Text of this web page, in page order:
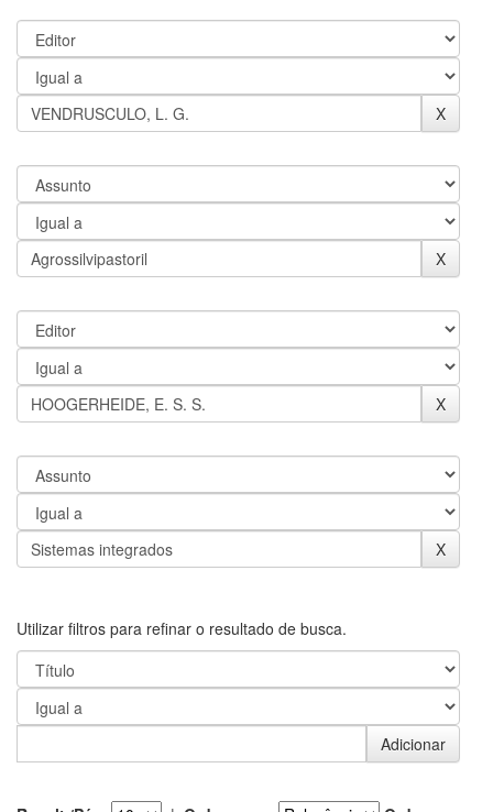
Utilizar filtros para refinar o resultado de busca.